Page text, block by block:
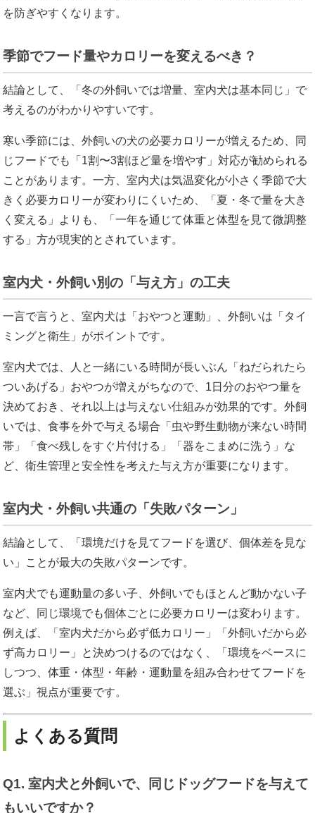
を防ぎやすくなります。
季節でフード量やカロリーを変えるべき？
結論として、「冬の外飼いでは増量、室内犬は基本同じ」で
考えるのがわかりやすいです。
寒い季節には、外飼いの犬の必要カロリーが増えるため、同
じフードでも「1割〜3割ほど量を増やす」対応が勧められる
ことがあります。一方、室内犬は気温変化が小さく季節で大
きく必要カロリーが変わりにくいため、「夏・冬で量を大き
く変える」よりも、「一年を通じて体重と体型を見て微調整
する」方が現実的とされています。
室内犬・外飼い別の「与え方」の工夫
一言で言うと、室内犬は「おやつと運動」、外飼いは「タイ
ミングと衛生」がポイントです。
室内犬では、人と一緒にいる時間が長いぶん「ねだられたら
ついあげる」おやつが増えがちなので、1日分のおやつ量を
決めておき、それ以上は与えない仕組みが効果的です。外飼
いでは、食事を外で与える場合「虫や野生動物が来ない時間
帯」「食べ残しをすぐ片付ける」「器をこまめに洗う」な
ど、衛生管理と安全性を考えた与え方が重要になります。
室内犬・外飼い共通の「失敗パターン」
結論として、「環境だけを見てフードを選び、個体差を見な
い」ことが最大の失敗パターンです。
室内犬でも運動量の多い子、外飼いでもほとんど動かない子
など、同じ環境でも個体ごとに必要カロリーは変わります。
例えば、「室内犬だから必ず低カロリー」「外飼いだから必
ず高カロリー」と決めつけるのではなく、「環境をベースに
しつつ、体重・体型・年齢・運動量を組み合わせてフードを
選ぶ」視点が重要です。
よくある質問
Q1. 室内犬と外飼いで、同じドッグフードを与えて
もいいですか？